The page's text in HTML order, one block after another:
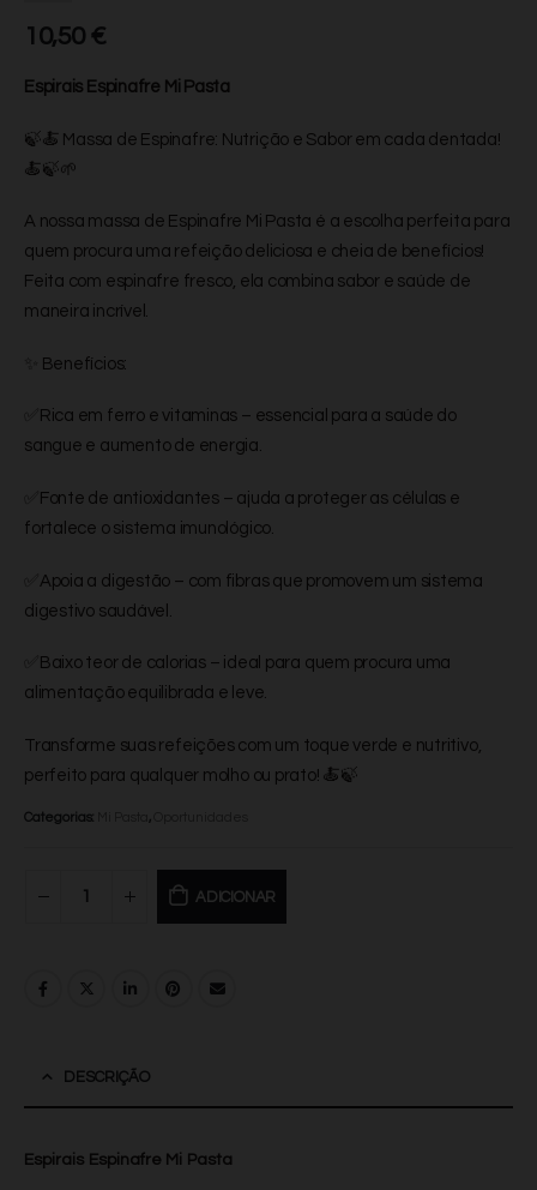
10,50 €
Espirais Espinafre Mi Pasta
🍃🍝 Massa de Espinafre: Nutrição e Sabor em cada dentada!
🍝🍃🌱
A nossa massa de Espinafre Mi Pasta é a escolha perfeita para
quem procura uma refeição deliciosa e cheia de benefícios!
Feita com espinafre fresco, ela combina sabor e saúde de
maneira incrível.
✨ Benefícios:
✅Rica em ferro e vitaminas – essencial para a saúde do
sangue e aumento de energia.
✅Fonte de antioxidantes – ajuda a proteger as células e
fortalece o sistema imunológico.
✅Apoia a digestão – com fibras que promovem um sistema
digestivo saudável.
✅Baixo teor de calorias – ideal para quem procura uma
alimentação equilibrada e leve.
Transforme suas refeições com um toque verde e nutritivo,
perfeito para qualquer molho ou prato! 🍝🍃
Categorias: ,
ADICIONAR
DESCRIÇÃO
Espirais Espinafre Mi Pasta